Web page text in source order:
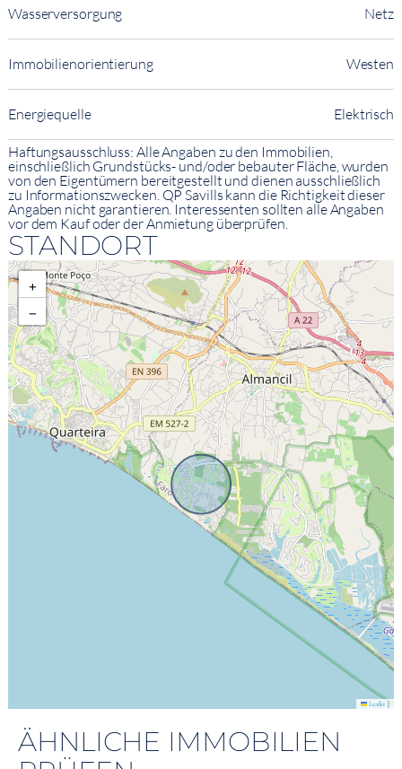
Wasserversorgung Netz
Immobilienorientierung Westen
Energiequelle Elektrisch
Haftungsausschluss: Alle Angaben zu den Immobilien,
einschließlich Grundstücks- und/oder bebauter Fläche, wurden
von den Eigentümern bereitgestellt und dienen ausschließlich
zu Informationszwecken. QP Savills kann die Richtigkeit dieser
Angaben nicht garantieren. Interessenten sollten alle Angaben
vor dem Kauf oder der Anmietung überprüfen.
STANDORT
+
−
Leaflet |
ÄHNLICHE IMMOBILIEN